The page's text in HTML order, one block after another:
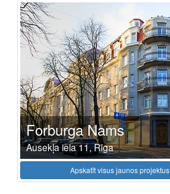
Forburga Nams
Ausekļa iela 11, Rīga
Apskatīt visus jaunos projektus